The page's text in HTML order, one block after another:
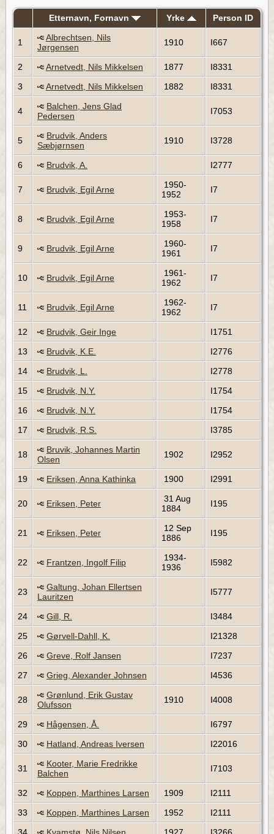
Etternavn, Fornavn Yrke Person ID
1
Albrechtsen, Nils
Jørgensen
1910 I667
2 Arnetvedt, Nils Mikkelsen 1877
I8331
3
Arnetvedt, Nils Mikkelsen 1882 I8331
4
Balchen, Jens Glad
Pedersen
I7053
5
Brudvik, Anders
Sæbjørnsen
1910 I3728
6 Brudvik, A. I2777
7 Brudvik, Egil Arne
1950-
1952
I7
8 Brudvik, Egil Arne
1953-
1958
I7
9 Brudvik, Egil Arne
1960-
1961
I7
10 Brudvik, Egil Arne
1961-
1962
I7
11 Brudvik, Egil Arne
1962-
1962
I7
12 Brudvik, Geir Inge
I1751
13
Brudvik, K.E.
I2776
14
Brudvik, L.
I2778
15
Brudvik, N.Y.
I1754
16
Brudvik, N.Y.
I1754
17
Brudvik, R.S. I3785
18
Bruvik, Johannes Martin
Olsen
1902 I2952
19 Eriksen, Anna Kathinka 1900 I2991
20 Eriksen, Peter
31 Aug
1884
I195
21 Eriksen, Peter
12 Sep
1886
I195
22 Frantzen, Ingolf Filip
1934-
1936
I5982
23
Galtung, Johan Ellertsen
Lauritzen
I5777
24 Gill, R.
I3484
25
Gørvell-Dahll, K.
I21328
26
Greve, Rolf Jansen
I7237
27
Grieg, Alexander Johnsen I4536
28
Grønlund, Erik Gustav
Olufsson
1910 I4008
29 Hågensen, Å.
I6797
30
Hatland, Andreas Iversen I22016
31
Kooter, Marie Fredrikke
Balchen
I7103
32 Koppen, Marthines Larsen 1909
I2111
33
Koppen, Marthines Larsen 1952
I2111
34
Kvamstø, Nils Nilsen 1927 I3266